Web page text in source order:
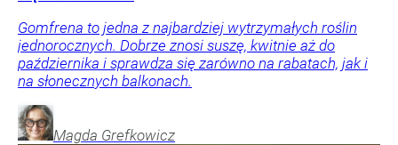
Gomfrena to jedna z najbardziej wytrzymałych roślin
jednorocznych. Dobrze znosi suszę, kwitnie aż do
października i sprawdza się zarówno na rabatach, jak i
na słonecznych balkonach.
Magda Grefkowicz